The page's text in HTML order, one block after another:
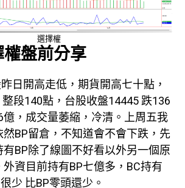
選擇權
盤前分享
日開高走低，期貨開高七十點，
段140點，台股收盤14445 跌136
億，成交量萎縮，冷清。上周五我
然BP留倉，不知道會不會下跌，先
BP除了線圖不好看以外另一個原
外資目前持有BP七億多，BC持有
少 比BP零頭還少。